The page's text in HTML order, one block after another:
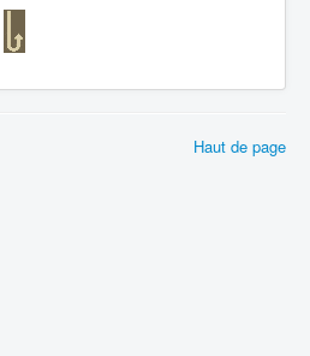
Haut de page